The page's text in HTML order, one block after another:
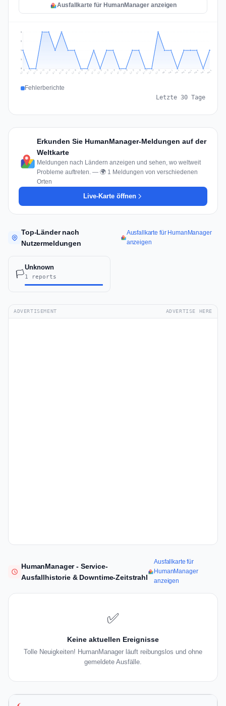
Ausfallkarte für HumanManager anzeigen
1
1
2
2
Jul 10 Jul 11 Jul 12 Jul 13 Jul 14 Jul 15 Jul 16 Jul 17 Jul 18 Jul 19 Jul 20 Jul 21 Jul 22 Jul 23 Jul 24 Jul 25 Jul 26 Jul 27 Jul 28 Jul 29 Jul 30 Jul 31 Aug 1 Aug 2 Aug 3 Aug 4 Aug 5 Aug 6 Aug 7 Aug 8
Fehlerberichte
Letzte 30 Tage
Erkunden Sie HumanManager-Meldungen auf der
Weltkarte
Meldungen nach Ländern anzeigen und sehen, wo weltweit
Probleme auftreten. — 🌍 1 Meldungen von verschiedenen
Orten
Live-Karte öffnen
Top-Länder nach
Nutzermeldungen
Ausfallkarte für HumanManager
anzeigen
🏳️
Unknown
1 reports
ADVERTISEMENT ADVERTISE HERE
HumanManager - Service-
Ausfallhistorie & Downtime-Zeitstrahl
Ausfallkarte für
HumanManager
anzeigen
✅
Keine aktuellen Ereignisse
Tolle Neuigkeiten! HumanManager läuft reibungslos und ohne
gemeldete Ausfälle.